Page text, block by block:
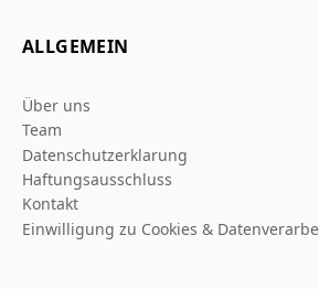
ALLGEMEIN
Über uns
Team
Datenschutzerklarung
Haftungsausschluss
Kontakt
Einwilligung zu Cookies &